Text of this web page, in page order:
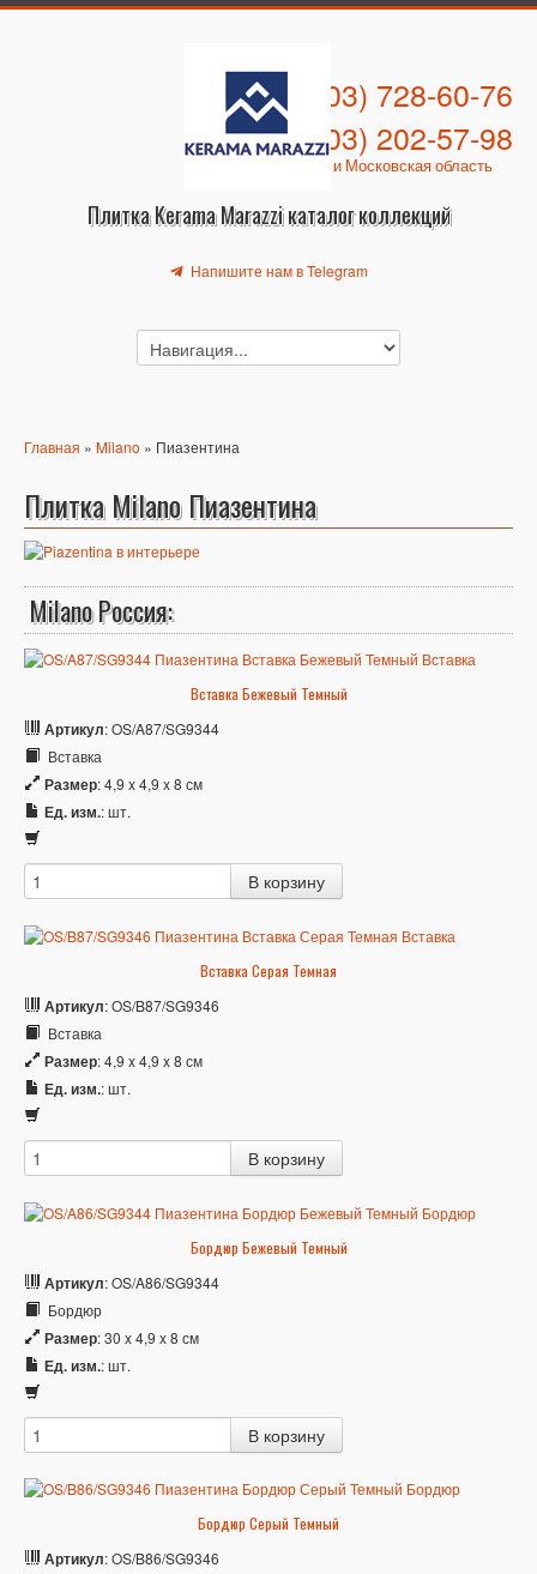
Плитка Kerama Marazzi каталог коллекций
+7 (903) 728-60-76
+7 (903) 202-57-98
Москва и Московская область
Напишите нам в Telegram
Главная » Milano » Пиазентина
Плитка Milano Пиазентина
Milano Россия:
Вставка Бежевый Темный
Артикул: OS/A87/SG9344
Вставка
Размер: 4,9 x 4,9 x 8 см
Ед. изм.: шт.
Вставка Серая Темная
Артикул: OS/B87/SG9346
Вставка
Размер: 4,9 x 4,9 x 8 см
Ед. изм.: шт.
Бордюр Бежевый Темный
Артикул: OS/A86/SG9344
Бордюр
Размер: 30 x 4,9 x 8 см
Ед. изм.: шт.
Бордюр Серый Темный
Артикул: OS/B86/SG9346